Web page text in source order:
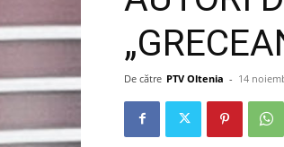
De către PTV Oltenia - 14